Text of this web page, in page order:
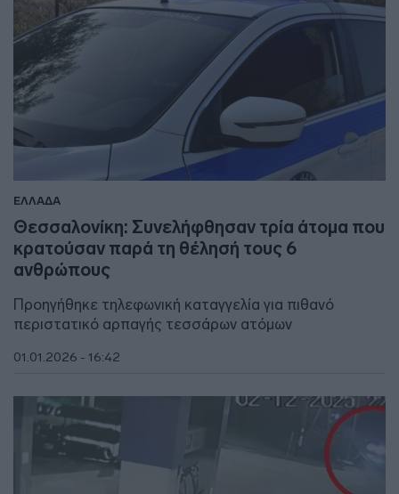
ΕΛΛΑΔΑ
Θεσσαλονίκη: Συνελήφθησαν τρία άτομα που
κρατούσαν παρά τη θέλησή τους 6
ανθρώπους
Προηγήθηκε τηλεφωνική καταγγελία για πιθανό
περιστατικό αρπαγής τεσσάρων ατόμων
01.01.2026 - 16:42